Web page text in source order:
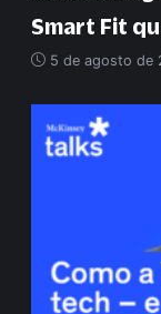
Smart Fit
5 de agosto de